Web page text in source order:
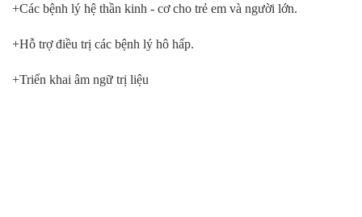
+Các bệnh lý hệ thần kinh - cơ cho trẻ em và người lớn.
+Hỗ trợ điều trị các bệnh lý hô hấp.
+Triển khai âm ngữ trị liệu